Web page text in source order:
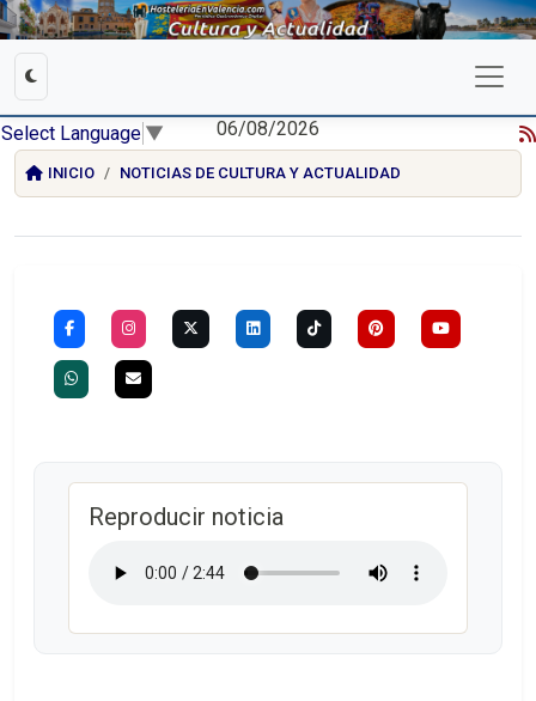
Select Language ▼ 06/08/2026
INICIO NOTICIAS DE CULTURA Y ACTUALIDAD
Reproducir noticia